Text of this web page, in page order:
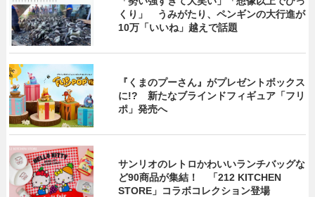
くり」 うみがたり、ペンギンの大行進が
10万「いいね」越えで話題
『くまのプーさん』がプレゼントボックス
に!? 新たなブラインドフィギュア「フリ
ポ」発売へ
サンリオのレトロかわいいランチバッグな
ど90商品が集結！ 「212 KITCHEN
STORE」コラボコレクション登場